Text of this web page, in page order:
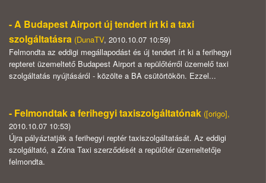
- A Budapest Airport új tendert írt ki a taxi
szolgáltatásra (DunaTV, 2010.10.07 10:59)
Felmondta az eddigi megállapodást és új tendert írt ki a ferihegyi
repteret üzemeltető Budapest Airport a repülőtérről üzemelő taxi
szolgáltatás nyújtásáról - közölte a BA csütörtökön. Ezzel...
- Felmondtak a ferihegyi taxiszolgáltatónak ([origo],
2010.10.07 10:53)
Újra pályáztatják a ferihegyi reptér taxiszolgáltatását. Az eddigi
szolgáltató, a Zóna Taxi szerződését a repülőtér üzemeltetője
felmondta.